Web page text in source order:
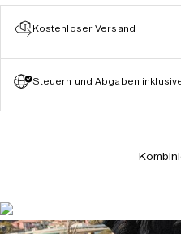
Kostenloser Versand
Steuern und Abgaben